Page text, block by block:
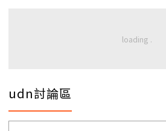
udn討論區